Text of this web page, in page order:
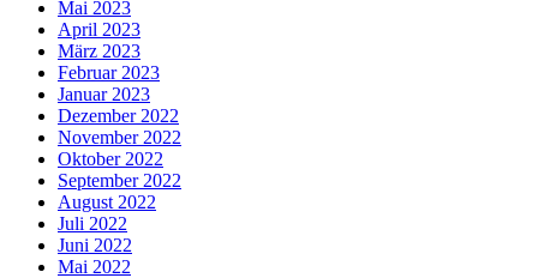
Mai 2023
April 2023
März 2023
Februar 2023
Januar 2023
Dezember 2022
November 2022
Oktober 2022
September 2022
August 2022
Juli 2022
Juni 2022
Mai 2022